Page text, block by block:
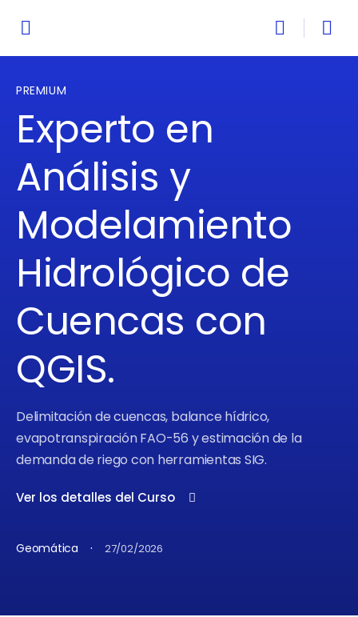
PREMIUM
Experto en
Análisis y
Modelamiento
Hidrológico de
Cuencas con
QGIS.
Delimitación de cuencas, balance hídrico,
evapotranspiración FAO-56 y estimación de la
demanda de riego con herramientas SIG.
Ver los detalles del Curso
Geomática · 27/02/2026